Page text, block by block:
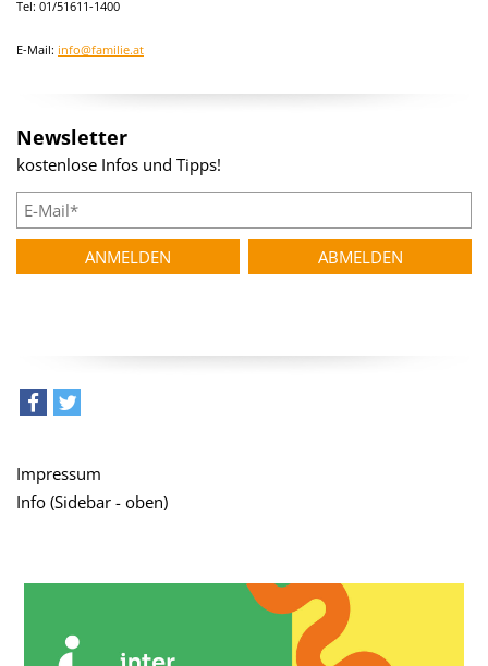
Tel: 01/51611-1400
E-Mail: info@familie.at
Newsletter
kostenlose Infos und Tipps!
Impressum
Info (Sidebar - oben)